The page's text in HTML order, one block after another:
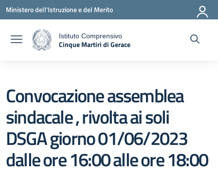
Vai ai contenuti
Vai al menu di navigazione
Vai al footer
Ministero dell'Istruzione e del Merito
Istituto Comprensivo
Cinque Martiri di Gerace
Convocazione assemblea
sindacale , rivolta ai soli
DSGA giorno 01/06/2023
dalle ore 16:00 alle ore 18:00